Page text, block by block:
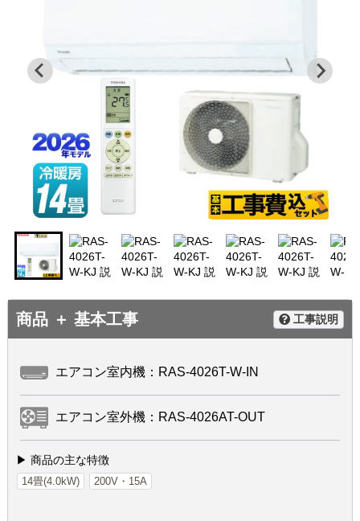
商品 ＋ 基本工事 工事説明
エアコン室内機：RAS-4026T-W-IN
エアコン室外機：RAS-4026AT-OUT
▶ 商品の主な特徴
14畳(4.0kW) 200V・15A